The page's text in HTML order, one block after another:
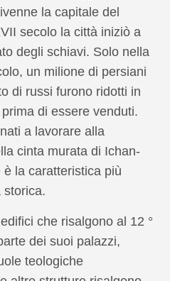
la capitale del
secolo la città iniziò a
degli schiavi. Solo nella
un milione di persiani
di russi furono ridotti in
di essere venduti.
a lavorare alla
cinta murata di Ichan-
la caratteristica più
storica.
che risalgono al 12 °
dei suoi palazzi,
teologiche